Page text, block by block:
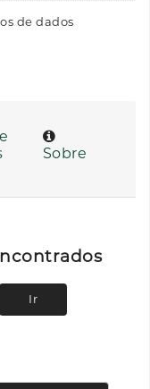
de dados
Sobre
Ir